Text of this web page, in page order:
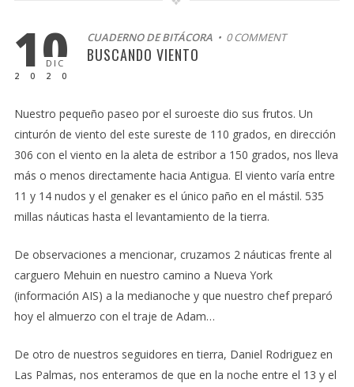
10
DIC
2020
CUADERNO DE BITÁCORA• 0 COMMENT
BUSCANDO VIENTO
Nuestro pequeño paseo por el suroeste dio sus frutos. Un
cinturón de viento del este sureste de 110 grados, en dirección
306 con el viento en la aleta de estribor a 150 grados, nos lleva
más o menos directamente hacia Antigua. El viento varía entre
11 y 14 nudos y el genaker es el único paño en el mástil. 535
millas náuticas hasta el levantamiento de la tierra.
De observaciones a mencionar, cruzamos 2 náuticas frente al
carguero Mehuin en nuestro camino a Nueva York
(información AIS) a la medianoche y que nuestro chef preparó
hoy el almuerzo con el traje de Adam…
De otro de nuestros seguidores en tierra, Daniel Rodriguez en
Las Palmas, nos enteramos de que en la noche entre el 13 y el